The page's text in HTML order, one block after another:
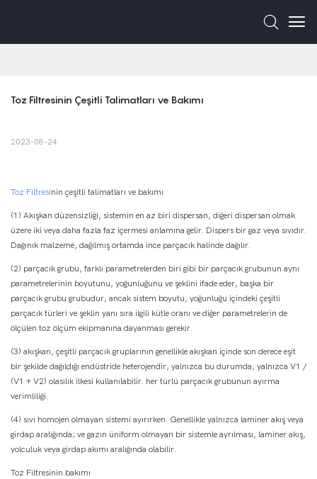
Toz Filtresinin Çeşitli Talimatları ve Bakımı
2023-08-24
Toz Filtresinin çeşitli talimatları ve bakımı
(1) Akışkan düzensizliği, sistemin en az biri dispersan, diğeri dispersan olmak
üzere iki veya daha fazla faz içermesi anlamına gelir. Dispers bir gaz veya sıvıdır.
Dağınık malzeme, dağılmış ortamda ince parçacık halinde dağılır.
(2) parçacık grubu, farklı parametrelerden biri gibi bir parçacık grubunun aynı
parametrelerinin boyutunu, yoğunluğunu ve şeklini ifade eder, başka bir
parçacık grubu grubudur, ancak sistem boyutu, yoğunluğu içindeki çeşitli
parçacık türleri ve şeklin yanı sıra ilgili kütle oranı ve diğer parametrelerin de
ölçülen toz ölçüm ekipmanına dayanması gerekir.
(3) akışkan, çeşitli parçacık gruplarının genellikle akışkan içinde son derece eşit
bir şekilde dağıldığı endüstride heterojendir, yalnızca bu durumda, yalnızca V1 /
(V1 + V2) olasılık ilkesi kullanılabilir. her türlü parçacık grubunun ayırma
verimliliği.
(4) sıvı homojen olmayan sistemi ayırırken. Genellikle yalnızca laminer akış veya
girdap aralığında; ve gazın üniform olmayan bir sistemle ayrılması, laminer akış,
yolculuk veya girdap akımı aralığında olabilir.
Toz Filtresinin bakımı